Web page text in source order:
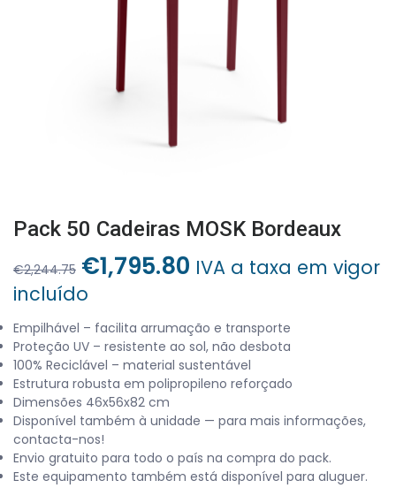
Pack 50 Cadeiras MOSK Bordeaux
€2,244.75 O
preço
original
era:
€2,244.75.
€1,795.80 O
é:
€1,795.80.
IVA a taxa em vigor
incluído
Empilhável – facilita arrumação e transporte
Proteção UV – resistente ao sol, não desbota
100% Reciclável – material sustentável
Estrutura robusta em polipropileno reforçado
Dimensões 46x56x82 cm
Disponível também à unidade — para mais informações,
contacta-nos!
Envio gratuito para todo o país na compra do pack.
Este equipamento também está disponível para aluguer.